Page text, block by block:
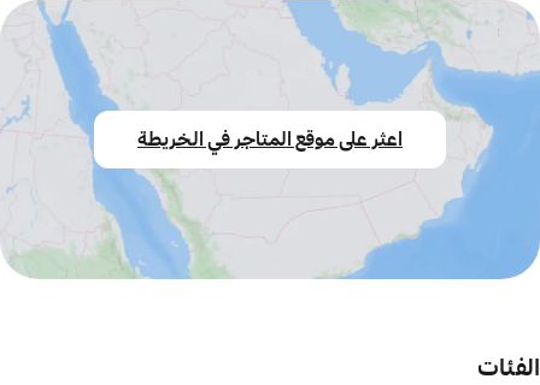
اعثر على موقع المتاجر في الخريطة
الفئات